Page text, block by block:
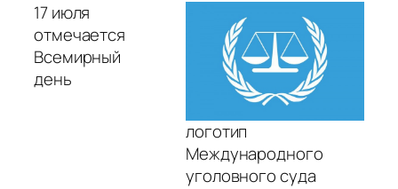
логотип
Международного
уголовного суда
17 июля
отмечается
Всемирный
день